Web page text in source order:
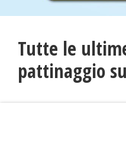
Tutte le
pattinaggio